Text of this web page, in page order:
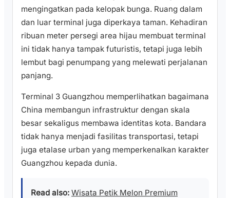
mengingatkan pada kelopak bunga. Ruang dalam
dan luar terminal juga diperkaya taman. Kehadiran
ribuan meter persegi area hijau membuat terminal
ini tidak hanya tampak futuristis, tetapi juga lebih
lembut bagi penumpang yang melewati perjalanan
panjang.
Terminal 3 Guangzhou memperlihatkan bagaimana
China membangun infrastruktur dengan skala
besar sekaligus membawa identitas kota. Bandara
tidak hanya menjadi fasilitas transportasi, tetapi
juga etalase urban yang memperkenalkan karakter
Guangzhou kepada dunia.
Read also: Wisata Petik Melon Premium